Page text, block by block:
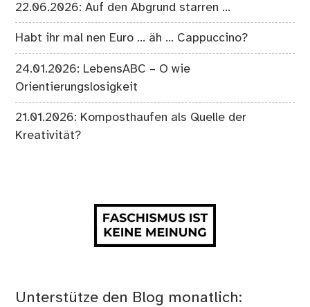
22.06.2026: Auf den Abgrund starren …
Habt ihr mal nen Euro … äh … Cappuccino?
24.01.2026: LebensABC – O wie
Orientierungslosigkeit
21.01.2026: Komposthaufen als Quelle der
Kreativität?
Unterstütze den Blog monatlich: